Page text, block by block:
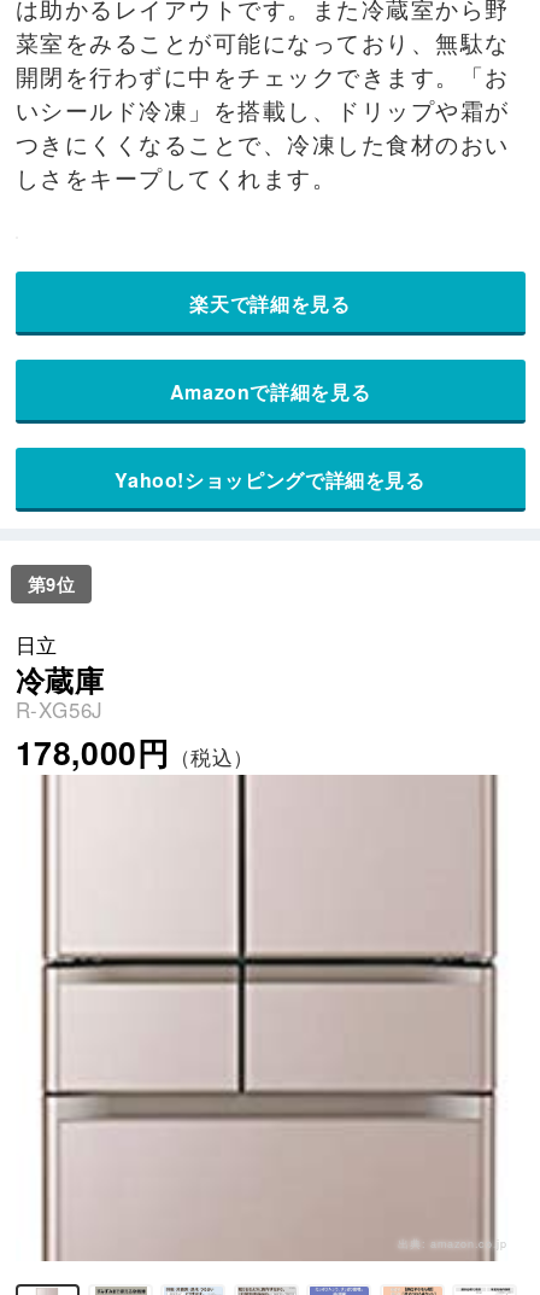
は助かるレイアウトです。また冷蔵室から野
菜室をみることが可能になっており、無駄な
開閉を行わずに中をチェックできます。「お
いシールド冷凍」を搭載し、ドリップや霜が
つきにくくなることで、冷凍した食材のおい
しさをキープしてくれます。
楽天で詳細を見る
Amazonで詳細を見る
Yahoo!ショッピングで詳細を見る
第9位
日立
冷蔵庫
R-XG56J
178,000円 （税込）
出典: amazon.co.jp